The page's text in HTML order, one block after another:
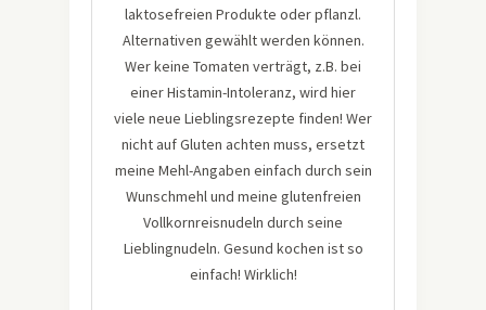
laktosefreien Produkte oder pflanzl.
Alternativen gewählt werden können.
Wer keine Tomaten verträgt, z.B. bei
einer Histamin-Intoleranz, wird hier
viele neue Lieblingsrezepte finden! Wer
nicht auf Gluten achten muss, ersetzt
meine Mehl-Angaben einfach durch sein
Wunschmehl und meine glutenfreien
Vollkornreisnudeln durch seine
Lieblingnudeln. Gesund kochen ist so
einfach! Wirklich!